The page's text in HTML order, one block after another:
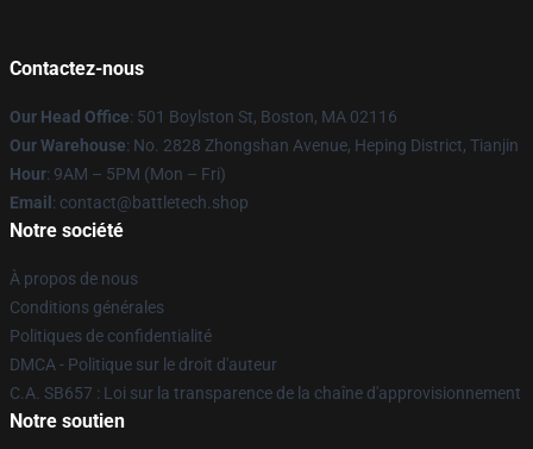
Contactez-nous
Our Head Office: 501 Boylston St, Boston, MA 02116
Our Warehouse: No. 2828 Zhongshan Avenue, Heping District, Tianjin
Hour: 9AM – 5PM (Mon – Fri)
Email : contact@battletech.shop
Notre société
À propos de nous
Conditions générales
Politiques de confidentialité
DMCA - Politique sur le droit d'auteur
C.A. SB657 : Loi sur la transparence de la chaîne d'approvisionnement
Notre soutien